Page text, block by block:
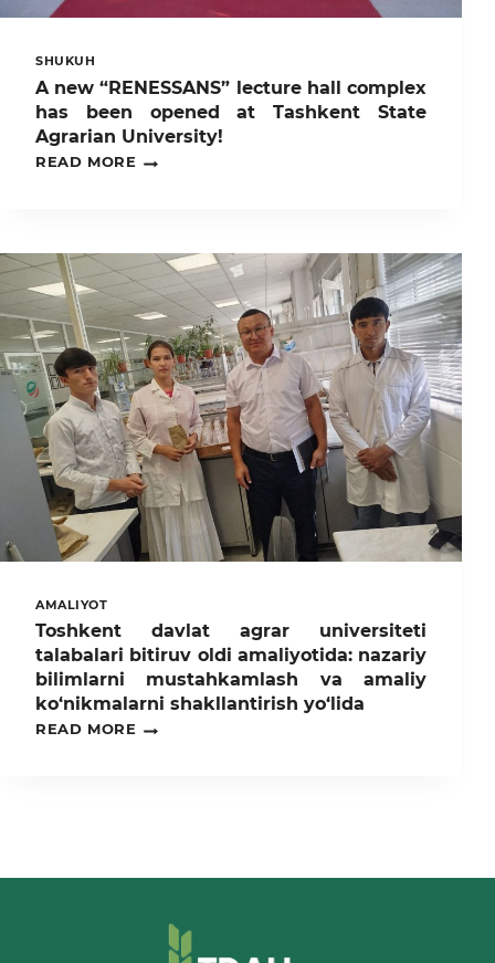
SHUKUH
A new “RENESSANS” lecture hall complex
has been opened at Tashkent State
Agrarian University!
READ MORE
A
COMPLEX
HAS
BEEN
OPENED
AT
TASHKENT
STATE
AGRARIAN
UNIVERSITY!
AMALIYOT
Toshkent davlat agrar universiteti
talabalari bitiruv oldi amaliyotida: nazariy
bilimlarni mustahkamlash va amaliy
ko‘nikmalarni shakllantirish yo‘lida
READ MORE
TOSHKENT
NAZARIY